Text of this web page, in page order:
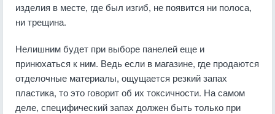
изделия в месте, где был изгиб, не появится ни полоса,
ни трещина.
Нелишним будет при выборе панелей еще и
принюхаться к ним. Ведь если в магазине, где продаются
отделочные материалы, ощущается резкий запах
пластика, то это говорит об их токсичности. На самом
деле, специфический запах должен быть только при